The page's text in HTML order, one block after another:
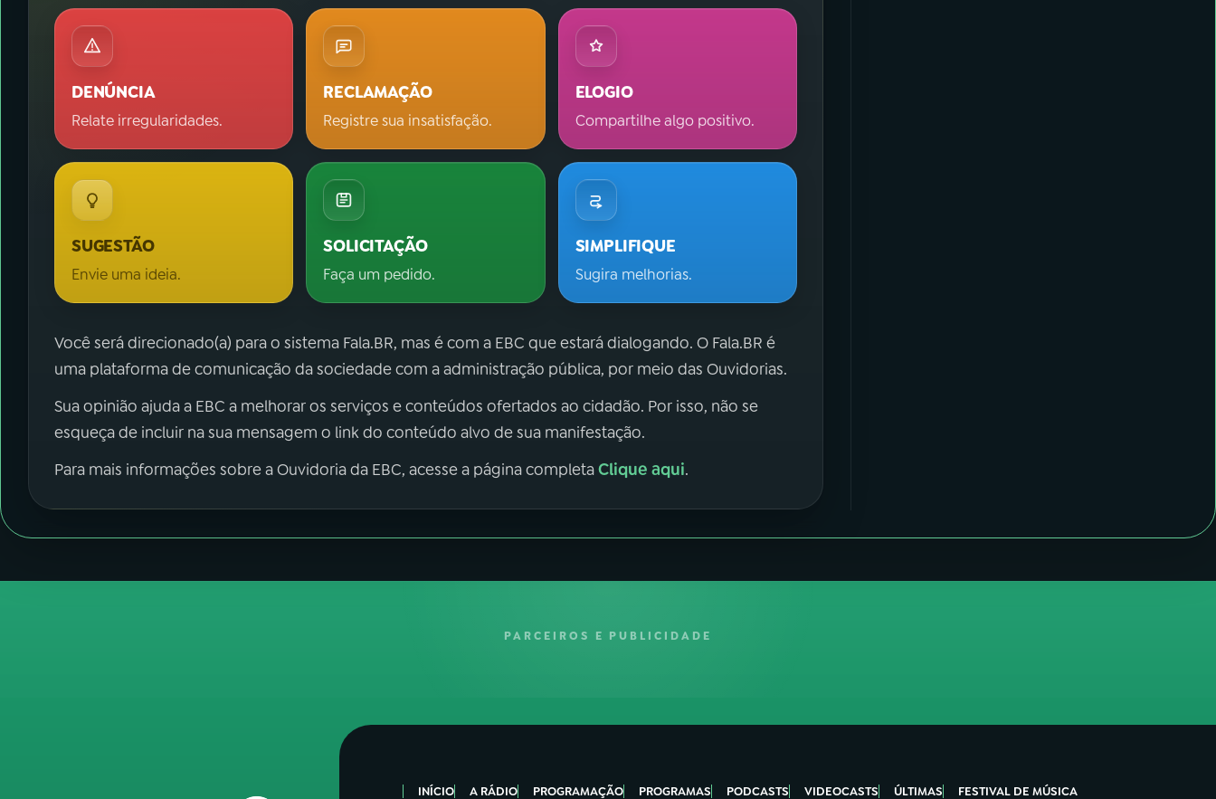
DENÚNCIA
Relate irregularidades.
RECLAMAÇÃO
Registre sua insatisfação.
ELOGIO
Compartilhe algo positivo.
SUGESTÃO
Envie uma ideia.
SOLICITAÇÃO
Faça um pedido.
SIMPLIFIQUE
Sugira melhorias.
Você será direcionado(a) para o sistema Fala.BR, mas é com a EBC que estará dialogando. O Fala.BR é
uma plataforma de comunicação da sociedade com a administração pública, por meio das Ouvidorias.
Sua opinião ajuda a EBC a melhorar os serviços e conteúdos ofertados ao cidadão. Por isso, não se
esqueça de incluir na sua mensagem o link do conteúdo alvo de sua manifestação.
Para mais informações sobre a Ouvidoria da EBC, acesse a página completaClique aqui.
PARCEIROS E PUBLICIDADE
INÍCIO A RÁDIO PROGRAMAÇÃO PROGRAMAS PODCASTS VIDEOCASTS ÚLTIMAS FESTIVAL DE MÚSICA